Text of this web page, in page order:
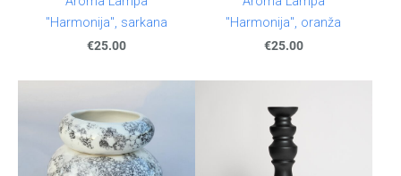
"Harmonija", sarkana
€25.00
"Harmonija", oranža
€25.00